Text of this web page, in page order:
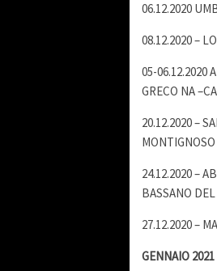
06.12.2020
08.12.2020 –
05-06.12.2020
GRECO NA
20.12.2020 –
24.12.2020 –
BASSANO
27.12.2020 –
GENNAIO 2021